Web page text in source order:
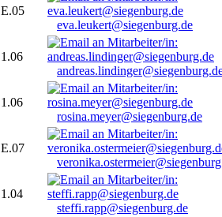
E.05
eva.leukert@siegenburg.de
1.06
1.06
rosina.meyer@siegenburg.de
E.07
1.04
steffi.rapp@siegenburg.de